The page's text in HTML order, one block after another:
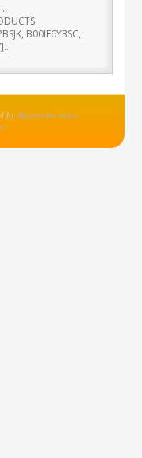
B00IE6Y3SC,
by MejoresInventos